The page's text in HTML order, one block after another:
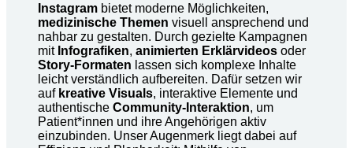
Instagram bietet moderne Möglichkeiten,
medizinische Themen visuell ansprechend und
nahbar zu gestalten. Durch gezielte Kampagnen
mit Infografiken, animierten Erklärvideos oder
Story-Formaten lassen sich komplexe Inhalte
leicht verständlich aufbereiten. Dafür setzen wir
auf kreative Visuals, interaktive Elemente und
authentische Community-Interaktion, um
Patient*innen und ihre Angehörigen aktiv
einzubinden. Unser Augenmerk liegt dabei auf